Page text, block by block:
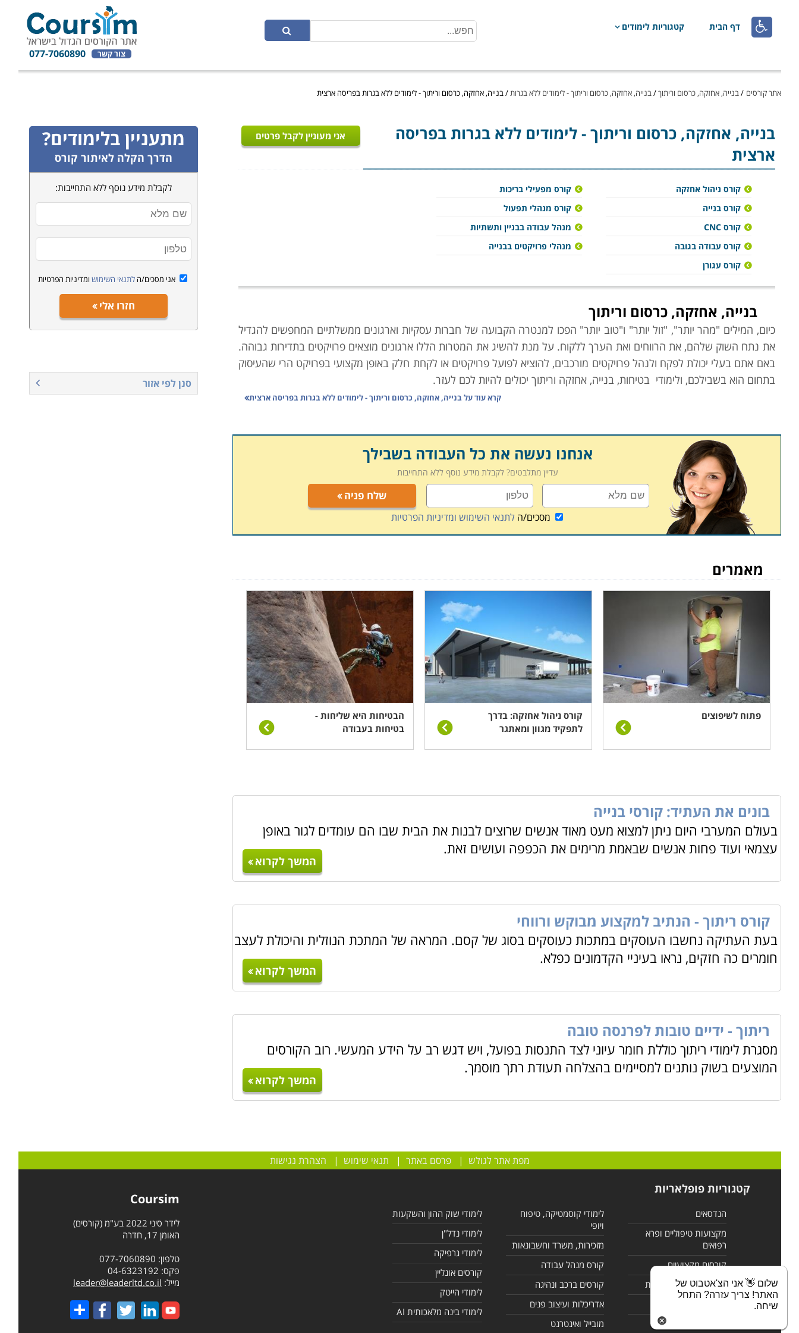
 דף הבית קטגוריות לימודים
צור קשר 077-7060890
אתר קורסים /בנייה, אחזקה, כרסום וריתוך/בנייה, אחזקה, כרסום וריתוך - לימודים ללא בגרות/בנייה, אחזקה, כרסום וריתוך - לימודים ללא בגרות בפריסה ארצית
בנייה, אחזקה, כרסום וריתוך- לימודים ללא בגרות בפריסה
ארצית
אני מעוניין לקבל פרטים
קורס ניהול אחזקה
קורס בנייה
קורס CNC
קורס עבודה בגובה
קורס עגורן
קורס מפעילי בריכות
קורס מנהלי תפעול
מנהל עבודה בבניין ותשתיות
מנהלי פרויקטים בבנייה
בנייה, אחזקה, כרסום וריתוך
כיום, המילים "מהר יותר", "זול יותר" ו"טוב יותר" הפכו למנטרה הקבועה של חברות עסקיות וארגונים ממשלתיים המחפשים להגדיל
את נתח השוק שלהם, את הרווחים ואת הערך ללקוח. על מנת להשיג את המטרות הללו ארגונים מוצאים פרויקטים בתדירות גבוהה.
באם אתם בעלי יכולת לפקח ולנהל פרויקטים מורכבים, להוציא לפועל פרויקטים או לקחת חלק באופן מקצועי בפרויקט הרי שהעיסוק
בתחום הוא בשבילכם, ולימודי בטיחות, בנייה, אחזקה וריתוך יכולים להיות לכם לעזר.
והפעולות הנדרשות לבצע אותם משפיעות על היבטים אחרים בפרויקט. הידע הנדרש לעיסוק בניהול פרויקטים מורכבים או פשוטים
מצריך הבנה וידע במגוון תחומים וכן את היכולת לפתח טכניקות עבודה. לכן, על מנת להוציא פרויקט מוצלח יש צורך באיש מקצוע
אשר ירכז תחת ידו את כל הנדרש לשם הפעלת הפרויקט. זאת באופן, אשר יאפשר לכל אנשי המערכת, הפועלים, המהנדסים, ושאר
אנשי הצוות להגיע לשיתוף פעולה מקסימאלי. קורס ניהול פרויקטים מעניק את הידע הנדרש לשם ניהול נכון, תוך התחשבות
בשיקולי תקציב, זמן, וכוח האדם העומדים לרשות הפרויקט בהתאם לתכנית עבודה מסודרת ומאורגנת מראש.
למי מתאימים הלימודים
לימודי ניהול פרויקטים בבניה מתאימים הן למהנדסים והן לאדריכלים כקורס העשרה וכן למי שמעוניין לרכוש מקצוע רווחי דינמי
ומרתק וכן להרחיב את אפשרויות התעסוקה. הקורס דורש רקע כלשהו בתחום ומתאים לאלו הרואים עצמם כבעלי יכולת לפקח, לנהל
צוות של אנשים, לעמוד ביעדים ומטרות מוגדרים ולהקפיד על כללי ונהלי בטיחות.
מה לומדים
מטרת הקורס היא לימוד הידע הנדרש לשם ארגון נכון של הפרויקט ויצירת שיטת עבודה אפקטיבית ויעילה התורמת להצלחת
הפרויקט. לכן, במסגרת הקורס מועברים שיעורים והרצאות בתחומי הבנייה, הבנת המערכת הכוללת של ניהול פרויקט מעריכת
תכנית עבודה ועד ניהול אחרון אנשי הצוות, נהלי בטיחות, היבטים משפטיים, כללי התנהלות בשטח, הכרת הציוד המכאני הנדרש
וניהול תקציב.
קורס CNC
כניסת ה- CNC לשוק עברו כל המפעלים לשיטה זו במהירות, דבר אשר הפך את החריטה הידנית לנחלתם של אומנים בלבד.
למי מתאימים הלימודים
הלימודים הינם מותאמים לכל מי שמי שמעוניין בהכשרה מקצועית אשר מעניקה מקצוע מבוקש ועבודה יציבה.
מה לומדים
קורס זה יגיעו בסיום הקורס לרמת שליטה גבוהה ביכולות המכונה, כך שיוכלו להפיק את המוצר האיכותי ביותר.
מתקדם יותר, יוכלו ללמוד להיות תכנתי CNC . בוגרי קורס זה יכירו את כלי התכנון והשרטוט, ילמדו להקים מודלים, להפיק שרטוטים
ממודל, לבצע סימולציות וליצור תכניות לסוגי בקרים שונים .
קרא עוד עלבנייה, אחזקה, כרסום וריתוך - לימודים ללא בגרות בפריסה ארצית
אנחנו נעשה את כל העבודה בשבילך
עדיין מתלבטים? לקבלת מידע נוסף ללא התחייבות
שלח פניה
מסכים/הלתנאי השימוש ומדיניות הפרטיות
מאמרים
פתוח לשיפוצים
קורס ניהול אחזקה: בדרך
לתפקיד מגוון ומאתגר
הבטיחות היא שליחות -
בטיחות בעבודה
בונים את העתיד: קורסי בנייה
בעולם המערבי היום ניתן למצוא מעט מאוד אנשים שרוצים לבנות את הבית שבו הם עומדים לגור באופן
עצמאי ועוד פחות אנשים שבאמת מרימים את הכפפה ועושים זאת.
המשך לקרוא
קורס ריתוך - הנתיב למקצוע מבוקש ורווחי
בעת העתיקה נחשבו העוסקים במתכות כעוסקים בסוג של קסם. המראה של המתכת הנוזלית והיכולת לעצב
חומרים כה חזקים, נראו בעיניי הקדמונים כפלא.
המשך לקרוא
ריתוך - ידיים טובות לפרנסה טובה
מסגרת לימודי ריתוך כוללת חומר עיוני לצד התנסות בפועל, ויש דגש רב על הידע המעשי. רוב הקורסים
המוצעים בשוק נותנים למסיימים בהצלחה תעודת רתך מוסמך.
המשך לקרוא
מתעניין בלימודים?
הדרך הקלה לאיתור קורס
לקבלת מידע נוסף ללא התחייבות:
אני מסכים/הלתנאי השימוש ומדיניות הפרטיות
חזרו אלי
סנן לפי אזור
מפת אתר לגולש |פרסם באתר | תנאי שימוש | הצהרת נגישות
קטגוריות פופלאריות
הנדסאים
מקצועות טיפוליים ופרא
רפואים
קורסים מקצועיים
לימודי מחשבים ורשתות
לימודי קוסמטיקה, טיפוח
ויופי
מזכירות, משרד וחשבונאות
קורס מנהל עבודה
קורסים ברכב ונהיגה
אדריכלות ועיצוב פנים
מובייל ואינטרנט
לימודי שוק ההון והשקעות
לימודי נדל"ן
לימודי גרפיקה
קורסים אונליין
לימודי הייטק
לימודי בינה מלאכותית AI
Coursim
לידר סיני 2022 בע"מ (קורסים)
האומן 17, חדרה
טלפון: 077-7060890
פקס: 04-6323192
מייל: leader@leaderltd.co.il
Share
שלום 👋 אני הצ'אטבוט של
האתר! צריך עזרה? התחל
שיחה.